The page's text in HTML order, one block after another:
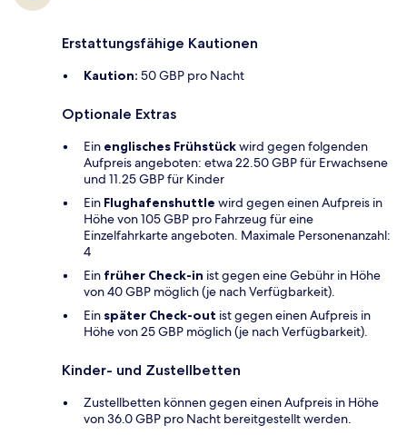
Erstattungsfähige Kautionen
Kaution: 50 GBP pro Nacht
Optionale Extras
Ein englisches Frühstückwird gegen folgenden
Aufpreis angeboten: etwa 22.50 GBP für Erwachsene
und 11.25 GBP für Kinder
Ein Flughafenshuttle wird gegen einen Aufpreis in
Höhe von 105 GBP pro Fahrzeug für eine
Einzelfahrkarte angeboten. Maximale Personenanzahl:
4
Ein früher Check-in ist gegen eine Gebühr in Höhe
von 40 GBP möglich (je nach Verfügbarkeit).
Ein später Check-out ist gegen einen Aufpreis in
Höhe von 25 GBP möglich (je nach Verfügbarkeit).
Kinder- und Zustellbetten
Zustellbetten können gegen einen Aufpreis in Höhe
von 36.0 GBP pro Nacht bereitgestellt werden.